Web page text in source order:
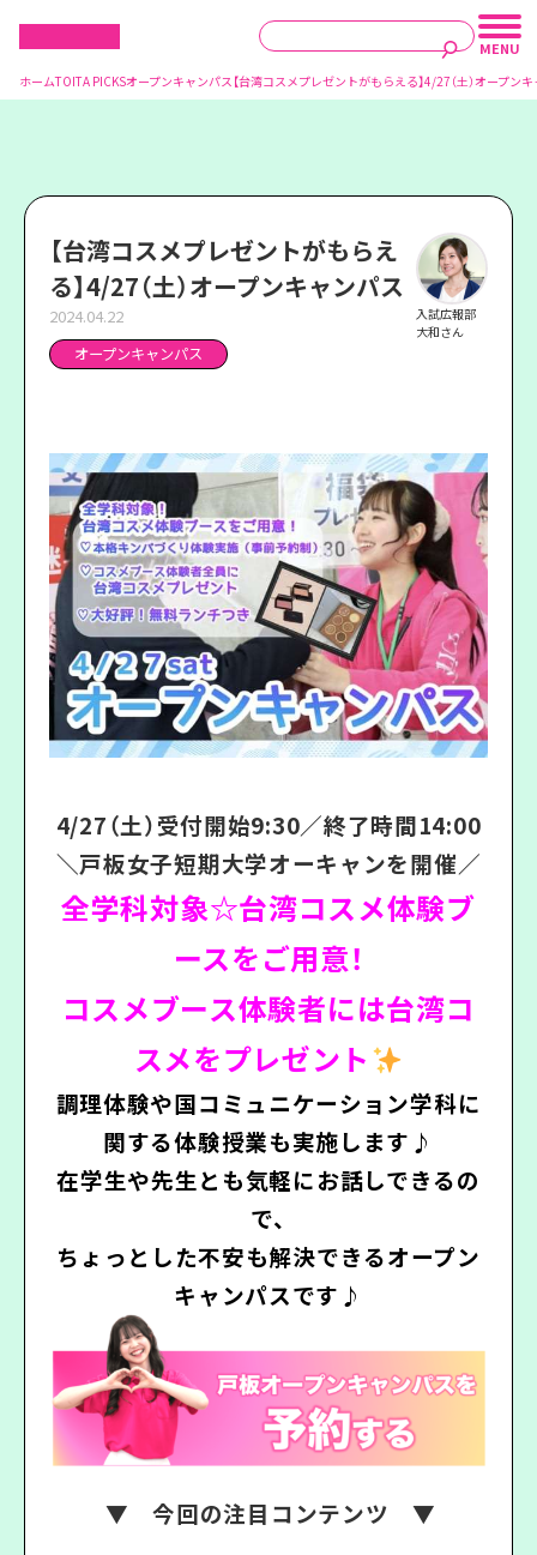
ホームTOITA PICKSオープンキャンパス 【台湾コスメプレゼントがもらえる】4/27（土）オープン
【台湾コスメプレゼントがもらえ
る】4/27（土）オープンキャンパス
2024.04.22
オープンキャンパス
入試広報部
大和さん
4/27（土）受付開始9:30／終了時間14:00
＼戸板女子短期大学オーキャンを開催／
全学科対象☆台湾コスメ体験ブ
ースをご用意！
コスメブース体験者には台湾コ
スメをプレゼント
調理体験や国コミュニケーション学科に
関する体験授業も実施します♪
在学生や先生とも気軽にお話しできるの
で、
ちょっとした不安も解決できるオープン
キャンパスです♪
▼ 今回の注目コンテンツ ▼